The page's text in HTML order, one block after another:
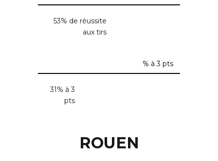
53% de réussite
aux tirs
% à 3 pts
31% à 3
pts
ROUEN